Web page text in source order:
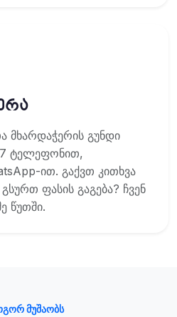
მხარდაჭერის გუნდი
7 ტელეფონით,
ით. გაქვთ კითხვა
ფასის გაგება? ჩვენ
წუთში.
ᲛᲣᲨᲐᲝᲑᲡ